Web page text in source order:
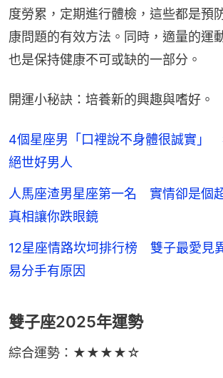
度勞累，定期進行體檢，這些都是預
康問題的有效方法。同時，適量的運
也是保持健康不可或缺的一部分。
開運小秘訣：培養新的興趣與嗜好。
4個星座男「口裡說不身體很誠實」
絕世好男人
人馬座渣男星座第一名 實情卻是個
真相讓你跌眼鏡
12星座情路坎坷排行榜 雙子最愛見
易分手有原因
雙子座2025年運勢
綜合運勢：★★★★☆